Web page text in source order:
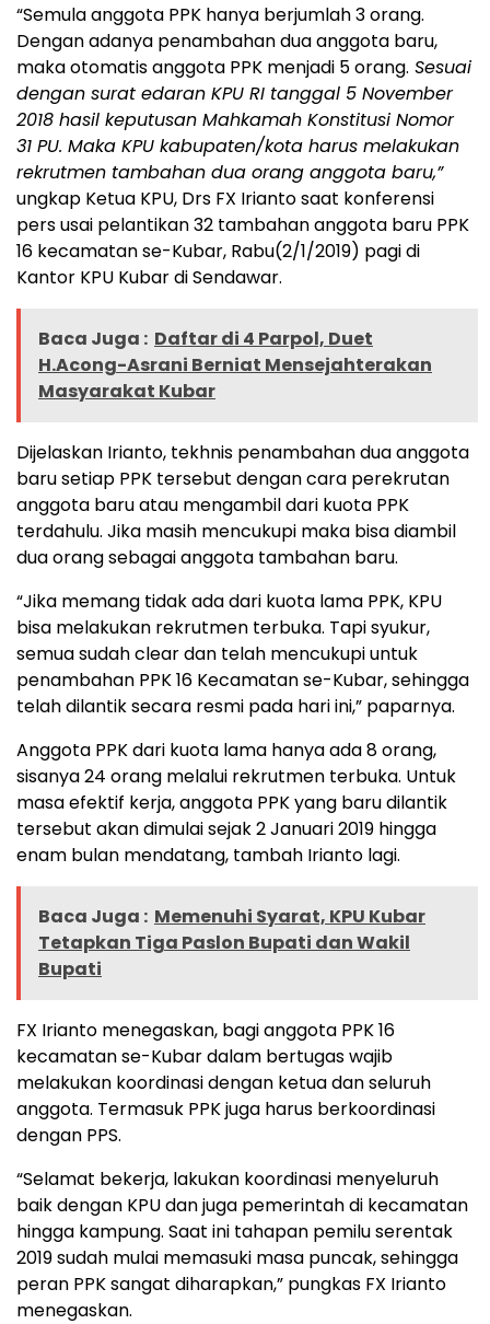
“Semula anggota PPK hanya berjumlah 3 orang.
Dengan adanya penambahan dua anggota baru,
maka otomatis anggota PPK menjadi 5 orang. Sesuai
dengan surat edaran KPU RI tanggal 5 November
2018 hasil keputusan Mahkamah Konstitusi Nomor
31 PU. Maka KPU kabupaten/kota harus melakukan
rekrutmen tambahan dua orang anggota baru,”
ungkap Ketua KPU, Drs FX Irianto saat konferensi
pers usai pelantikan 32 tambahan anggota baru PPK
16 kecamatan se-Kubar, Rabu(2/1/2019) pagi di
Kantor KPU Kubar di Sendawar.
Baca Juga : Daftar di 4 Parpol, Duet
H.Acong-Asrani Berniat Mensejahterakan
Masyarakat Kubar
Dijelaskan Irianto, tekhnis penambahan dua anggota
baru setiap PPK tersebut dengan cara perekrutan
anggota baru atau mengambil dari kuota PPK
terdahulu. Jika masih mencukupi maka bisa diambil
dua orang sebagai anggota tambahan baru.
“Jika memang tidak ada dari kuota lama PPK, KPU
bisa melakukan rekrutmen terbuka. Tapi syukur,
semua sudah clear dan telah mencukupi untuk
penambahan PPK 16 Kecamatan se-Kubar, sehingga
telah dilantik secara resmi pada hari ini,” paparnya.
Anggota PPK dari kuota lama hanya ada 8 orang,
sisanya 24 orang melalui rekrutmen terbuka. Untuk
masa efektif kerja, anggota PPK yang baru dilantik
tersebut akan dimulai sejak 2 Januari 2019 hingga
enam bulan mendatang, tambah Irianto lagi.
Baca Juga : Memenuhi Syarat, KPU Kubar
Tetapkan Tiga Paslon Bupati dan Wakil
Bupati
FX Irianto menegaskan, bagi anggota PPK 16
kecamatan se-Kubar dalam bertugas wajib
melakukan koordinasi dengan ketua dan seluruh
anggota. Termasuk PPK juga harus berkoordinasi
dengan PPS.
“Selamat bekerja, lakukan koordinasi menyeluruh
baik dengan KPU dan juga pemerintah di kecamatan
hingga kampung. Saat ini tahapan pemilu serentak
2019 sudah mulai memasuki masa puncak, sehingga
peran PPK sangat diharapkan,” pungkas FX Irianto
menegaskan.